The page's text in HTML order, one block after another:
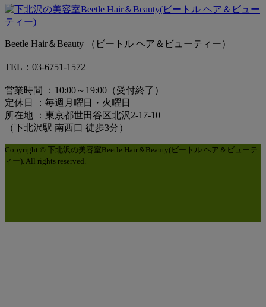
Beetle Hair＆Beauty （ビートル ヘア＆ビューティー）
TEL：03-6751-1572
営業時間 ：10:00～19:00（受付終了）
定休日 ：毎週月曜日・火曜日
所在地 ：東京都世田谷区北沢2-17-10
（下北沢駅 南西口 徒歩3分）
Copyright © 下北沢の美容室Beetle Hair＆Beauty(ビートル ヘア＆ビューテ
ィー). All rights reserved.